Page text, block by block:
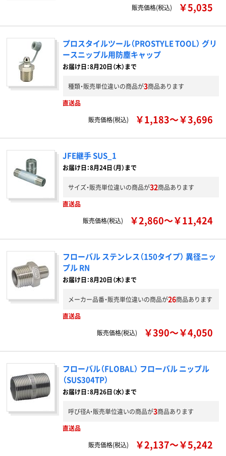
販売価格(税込)
￥5,035
プロスタイルツール（PROSTYLE TOOL） グリ
ースニップル用防塵キャップ
お届け日：8月20日（木）まで
種類・販売単位違いの商品が3商品あります
直送品
販売価格(税込)
￥1,183～￥3,696
JFE継手 SUS_1
お届け日：8月24日（月）まで
サイズ・販売単位違いの商品が32商品あります
直送品
販売価格(税込)
￥2,860～￥11,424
フローバル ステンレス（150タイプ） 異径ニッ
プル RN
お届け日：8月20日（木）まで
メーカー品番・販売単位違いの商品が26商品あります
直送品
販売価格(税込)
￥390～￥4,050
フローバル（FLOBAL） フローバル ニップル
（SUS304TP）
お届け日：8月26日（水）まで
呼び径A・販売単位違いの商品が3商品あります
直送品
販売価格(税込)
￥2,137～￥5,242